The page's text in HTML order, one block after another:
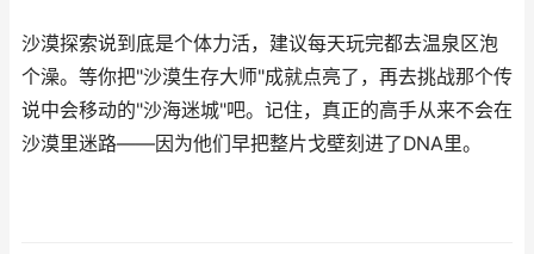
沙漠探索说到底是个体力活，建议每天玩完都去温泉区泡
个澡。等你把"沙漠生存大师"成就点亮了，再去挑战那个传
说中会移动的"沙海迷城"吧。记住，真正的高手从来不会在
沙漠里迷路——因为他们早把整片戈壁刻进了DNA里。